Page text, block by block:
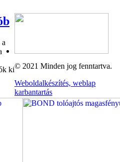
ki© 2021 Minden jog fenntartva.
Weboldalkészítés, weblap
karbantartás